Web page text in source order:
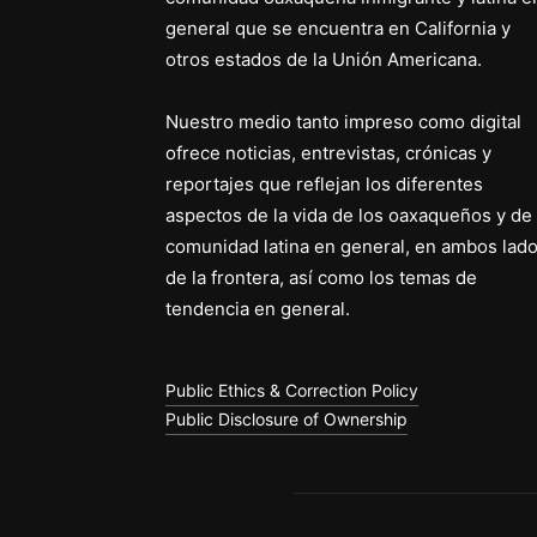
general que se encuentra en California y
otros estados de la Unión Americana.
Nuestro medio tanto impreso como digital
ofrece noticias, entrevistas, crónicas y
reportajes que reflejan los diferentes
aspectos de la vida de los oaxaqueños y de
comunidad latina en general, en ambos
de la frontera, así como los temas de
tendencia en general.
Public Ethics & Correction Policy
Public Disclosure of Ownership